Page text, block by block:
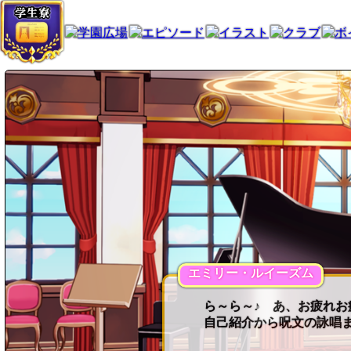
ら～ら～♪ あ、お疲れお
自己紹介から呪文の詠唱
エミリー・ルイーズム